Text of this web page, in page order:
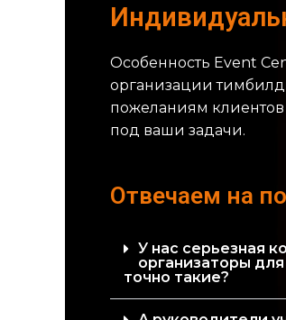
Особенность Event
организации
пожеланиям
под ваши задачи.
Отвечаем на
У нас серьезная
организаторы
точно такие?